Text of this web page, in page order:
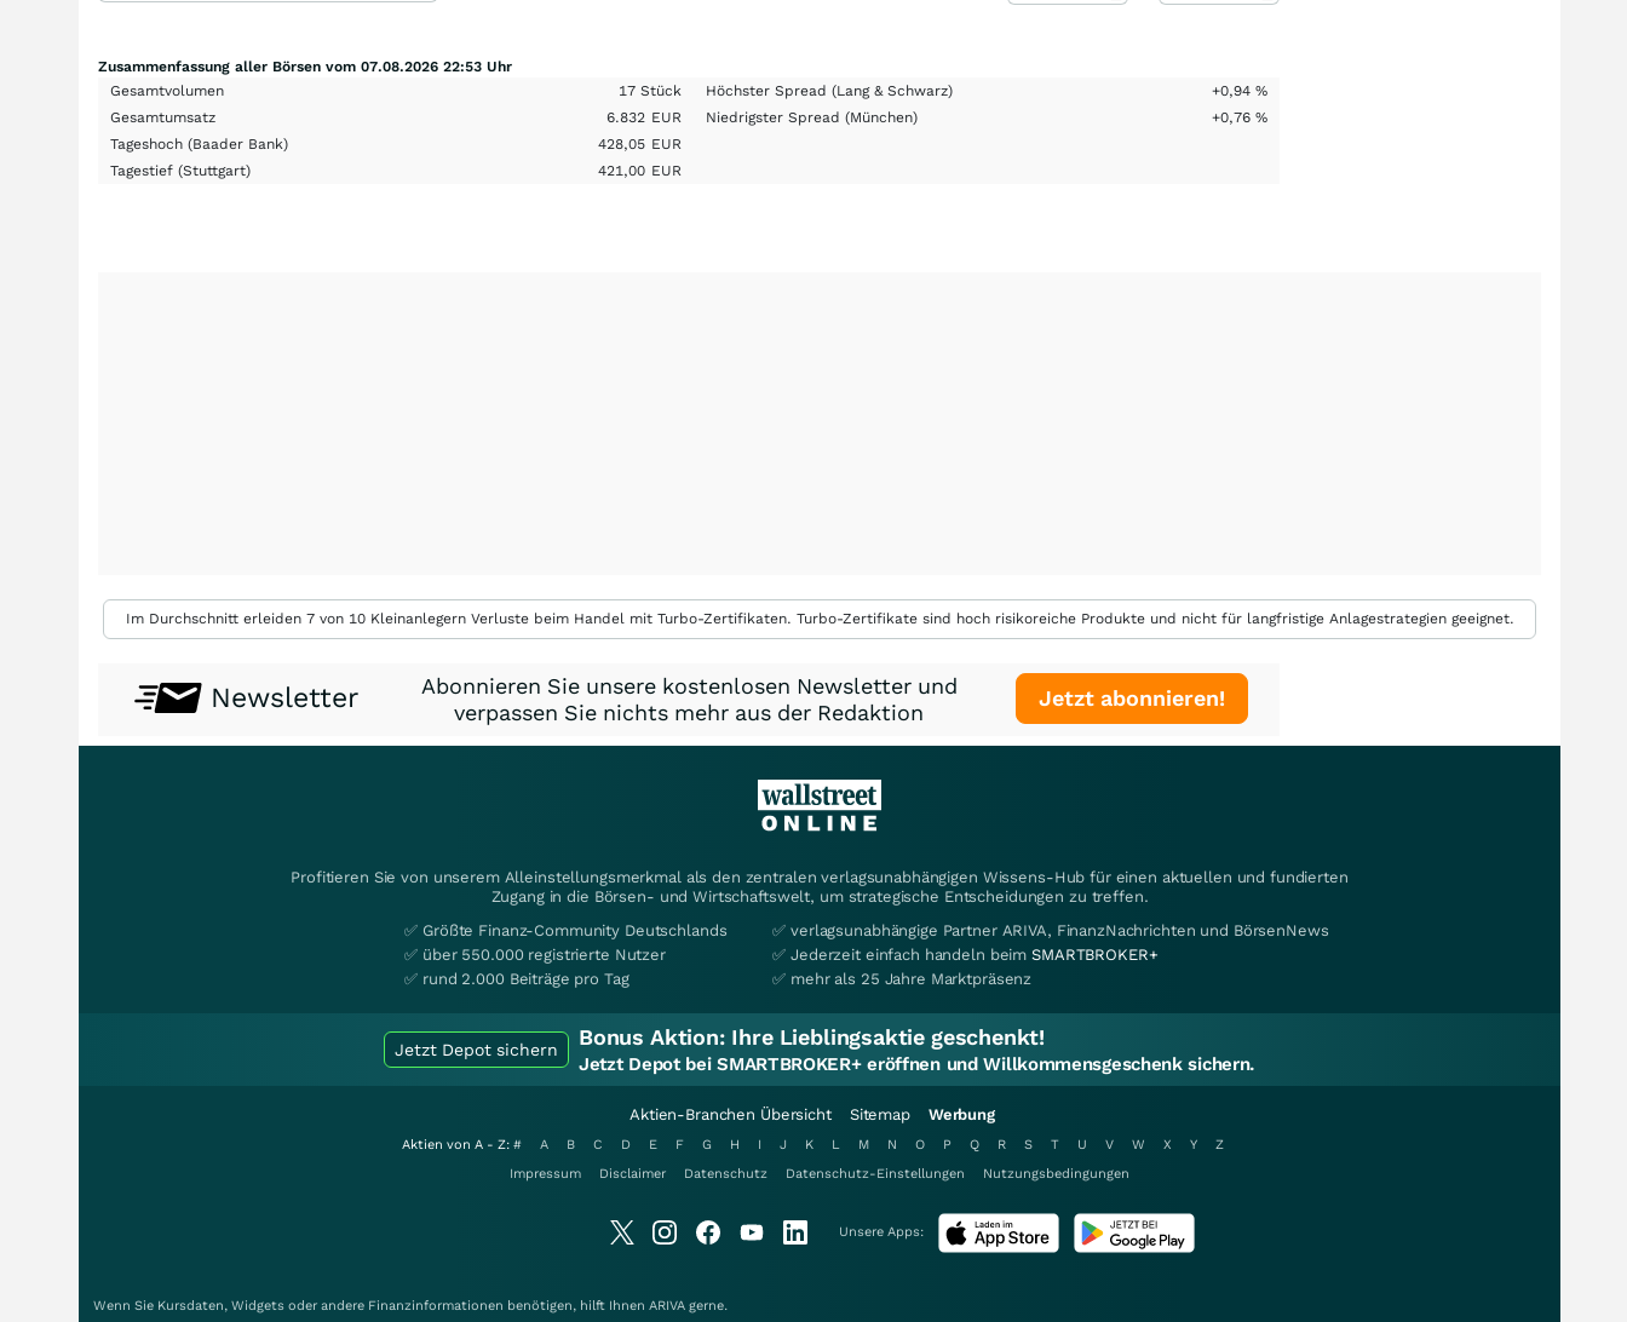
Zusammenfassung aller Börsen vom 07.08.2026 22:53 Uhr
Gesamtvolumen
17 Stück Höchster Spread(Lang & Schwarz) +0,94 %
Gesamtumsatz
6.832 EUR Niedrigster Spread(München) +0,76 %
Tageshoch (Baader Bank) 428,05 EUR
Tagestief (Stuttgart) 421,00 EUR
Im Durchschnitt erleiden 7 von 10 Kleinanlegern Verluste beim Handel mit Turbo-Zertifikaten. Turbo-Zertifikate sind hoch risikoreiche Produkte und nicht für langfristige Anlagestrategien geeignet.
Newsletter
Abonnieren Sie unsere kostenlosen Newsletter und
verpassen Sie nichts mehr aus der Redaktion
Jetzt abonnieren!
Profitieren Sie von unserem Alleinstellungsmerkmal als den zentralen verlagsunabhängigen Wissens-Hub für einen aktuellen und fundierten
Zugang in die Börsen- und Wirtschaftswelt, um strategische Entscheidungen zu treffen.
✅ Größte Finanz-Community Deutschlands
✅ über 550.000 registrierte Nutzer
✅ rund 2.000 Beiträge pro Tag
✅ verlagsunabhängige Partner ARIVA, FinanzNachrichten und BörsenNews
✅ Jederzeit einfach handeln beimSMARTBROKER+
✅ mehr als 25 Jahre Marktpräsenz
Jetzt Depot sichern Bonus Aktion: Ihre Lieblingsaktie geschenkt!
Jetzt Depot bei SMARTBROKER+ eröffnen und Willkommensgeschenk sichern.
Aktien-Branchen Übersicht Sitemap Werbung
Aktien von A - Z: # A B C D E F G H I J K L M N O P Q R S T U V W X Y
Z
Impressum
Disclaimer Datenschutz Datenschutz-Einstellungen Nutzungsbedingungen
Unsere Apps:
Wenn Sie Kursdaten, Widgets oder andere Finanzinformationen benötigen, hilft Ihnen ARIVA gerne.